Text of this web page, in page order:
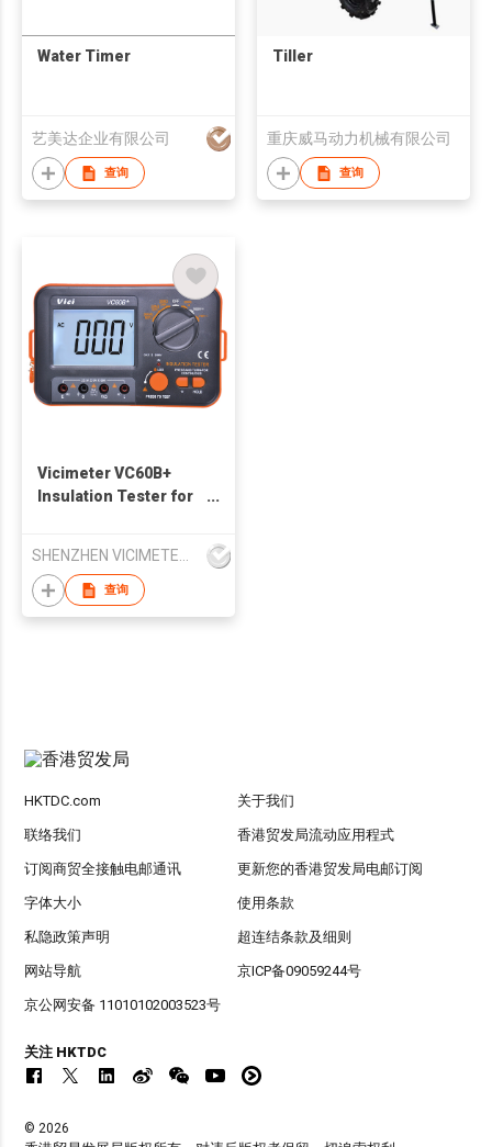
Water Timer
艺美达企业有限公司
查询
Tiller
重庆威马动力机械有限公司
查询
Vicimeter VC60B+
Insulation Tester for
equipments
SHENZHEN VICIMETER TECHNOLOGY CO.,LTD.
查询
HKTDC.com 关于我们
联络我们 香港贸发局流动应用程式
订阅商贸全接触电邮通讯 更新您的香港贸发局电邮订阅
字体大小 使用条款
私隐政策声明 超连结条款及细则
网站导航 京ICP备09059244号
京公网安备 11010102003523号
关注 HKTDC
© 2026